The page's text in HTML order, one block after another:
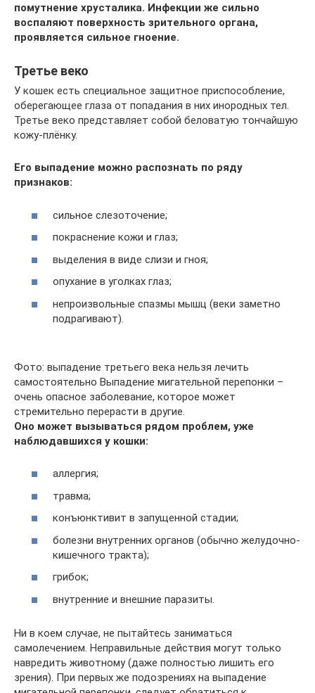
помутнение хрусталика. Инфекции же сильно
воспаляют поверхность зрительного органа,
проявляется сильное гноение.
Третье веко
У кошек есть специальное защитное приспособление,
оберегающее глаза от попадания в них инородных тел.
Третье веко представляет собой беловатую тончайшую
кожу-плёнку.
Его выпадение можно распознать по ряду
признаков:
сильное слезоточение;
покраснение кожи и глаз;
выделения в виде слизи и гноя;
опухание в уголках глаз;
непроизвольные спазмы мышц (веки заметно
подрагивают).
Фото: выпадение третьего века нельзя лечить
самостоятельно Выпадение мигательной перепонки –
очень опасное заболевание, которое может
стремительно перерасти в другие.
Оно может вызываться рядом проблем, уже
наблюдавшихся у кошки:
аллергия;
травма;
конъюнктивит в запущенной стадии;
болезни внутренних органов (обычно желудочно-
кишечного тракта);
грибок;
внутренние и внешние паразиты.
Ни в коем случае, не пытайтесь заниматься
самолечением. Неправильные действия могут только
навредить животному (даже полностью лишить его
зрения). При первых же подозрениях на выпадение